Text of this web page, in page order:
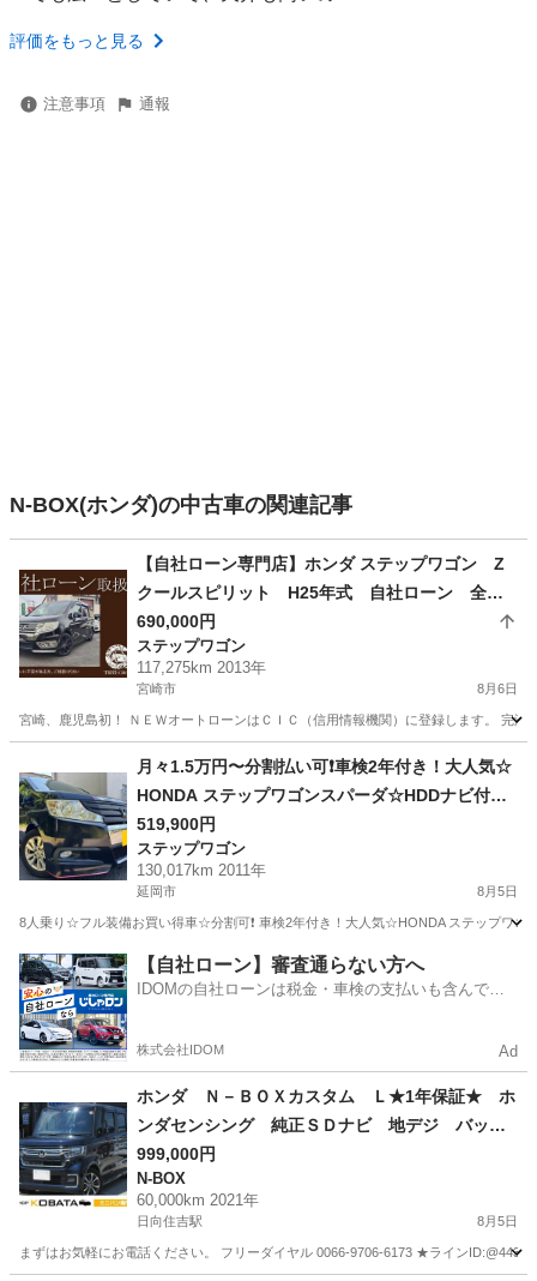
評価をもっと見る
注意事項 通報
N-BOX(ホンダ)の中古車の関連記事
【自社ローン専門店】ホンダ ステップワゴン Z
クールスピリット H25年式 自社ローン 全国
対応 頭金不要 保証人不要 ８４回払い可 信
用情報回復型ローン利用可能
690,000円
ステップワゴン
117,275km 2013年
宮崎市 8月6日
宮崎、鹿児島初！ ＮＥＷオートローンはＣＩＣ（信用情報機関）に登録します。
ステップワゴン ローン
月々1.5万円〜分割払い可❗️車検2年付き！大人気☆
HONDA ステップワゴンスパーダ☆HDDナビ付き
DVD見れます☆便利なバックカメラ付き☆ETC付
き☆両側電動スライドドア☆ドライブレコーダー
付きのフル装備☆純正アルミ☆事故修復歴無し☆
519,900円
ステップワゴン
130,017km 2011年
延岡市 8月5日
8人乗り☆フル装備お買い得車☆分割可❗️ 車検2年付き！大人気☆HONDA ステップ
宮崎 延岡市 ステップワゴン
【自社ローン】審査通らない方へ
IDOMの自社ローンは税金・車検の支払いも含んでい
株式会社IDOM Ad
ホンダ Ｎ－ＢＯＸカスタム Ｌ★1年保証★ ホ
ンダセンシング 純正ＳＤナビ 地デジ バック
カメラ Ｂｌｕｅｔｏｏｔｈ 左側電動ドア 前
席シートヒーター アダプティブクルコン ＥＴ
Ｃ スマートキー オートライト ＬＥＤヘッ
999,000円
N-BOX
60,000km 2021年
日向住吉駅 8月5日
まずはお気軽にお電話ください。 フリーダイヤル 0066-9706-6173 ★ライン